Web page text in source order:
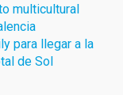
multicultural
para llegar a la
de Sol